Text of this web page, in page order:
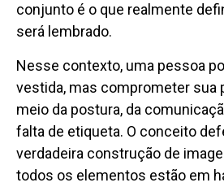
conjunto é o que realmente
será lembrado.
Nesse contexto, uma pessoa
vestida, mas comprometer sua
meio da postura, da
falta de etiqueta. O conceito
verdadeira construção de
todos os elementos estão em